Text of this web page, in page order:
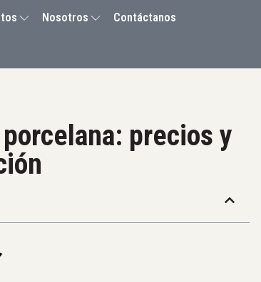
Nosotros Contáctanos
precios y